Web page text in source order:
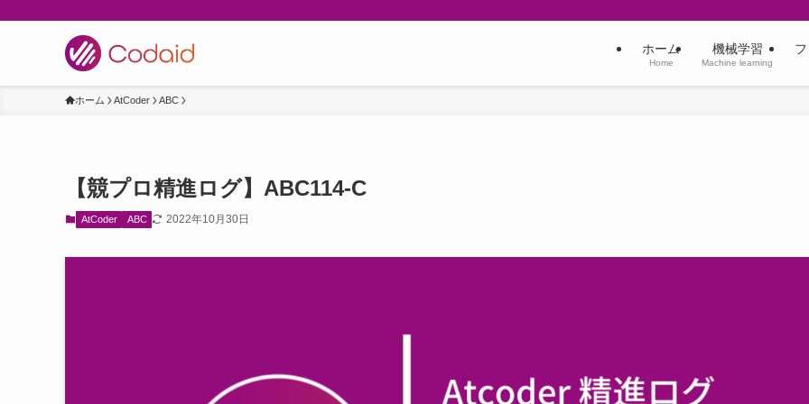
ホーム
Home
機械学習
Machine learning
ホーム AtCoder ABC
【競プロ精進ログ】ABC114-C
AtCoder ABC 2022年10月30日